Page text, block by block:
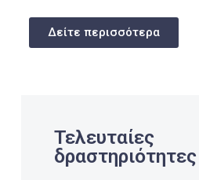
Δείτε περισσότερα
Τελευταίες
δραστηριότητες